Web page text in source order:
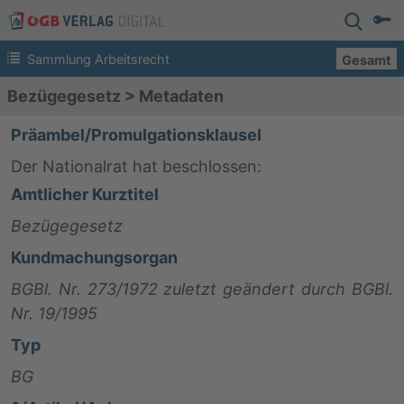
Sammlung Arbeitsrecht Gesamt
Bezügegesetz > Metadaten
Präambel/Promulgationsklausel
Der Nationalrat hat beschlossen:
Amtlicher Kurztitel
Bezügegesetz
Kundmachungsorgan
BGBl. Nr. 273/1972 zuletzt geändert durch BGBl.
Nr. 19/1995
Typ
BG